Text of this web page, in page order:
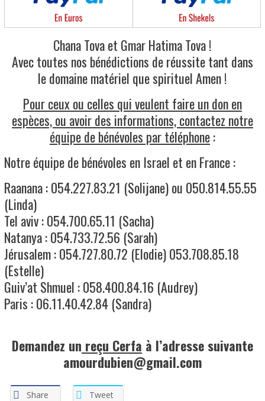
Chana Tova et Gmar Hatima Tova !
Avec toutes nos bénédictions de réussite tant dans
le domaine matériel que spirituel Amen !
Pour ceux ou celles qui veulent faire un don en
espèces, ou avoir des informations, contactez notre
équipe de bénévoles par téléphone:
Notre équipe de bénévoles en Israel et en France :
Raanana : 054.227.83.21 (Solijane) ou 050.814.55.55
(Linda)
Tel aviv : 054.700.65.11 (Sacha)
Natanya : 054.733.72.56 (Sarah)
Jérusalem : 054.727.80.72 (Elodie) 053.708.85.18
(Estelle)
Guiv’at Shmuel : 058.400.84.16 (Audrey)
Paris : 06.11.40.42.84 (Sandra)
Demandez un reçu Cerfa à l’adresse suivante
amourdubien@gmail.com
Share Tweet